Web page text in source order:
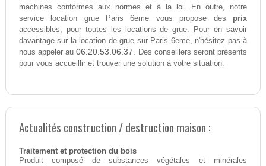
machines conformes aux normes et à la loi. En outre, notre
service location grue Paris 6eme vous propose des prix
accessibles, pour toutes les locations de grue. Pour en savoir
davantage sur la location de grue sur Paris 6eme, n'hésitez pas à
nous appeler au06.20.53.06.37. Des conseillers seront présents
pour vous accueillir et trouver une solution à votre situation.
Actualités construction / destruction maison :
Traitement et protection du bois
Produit composé de substances végétales et minérales